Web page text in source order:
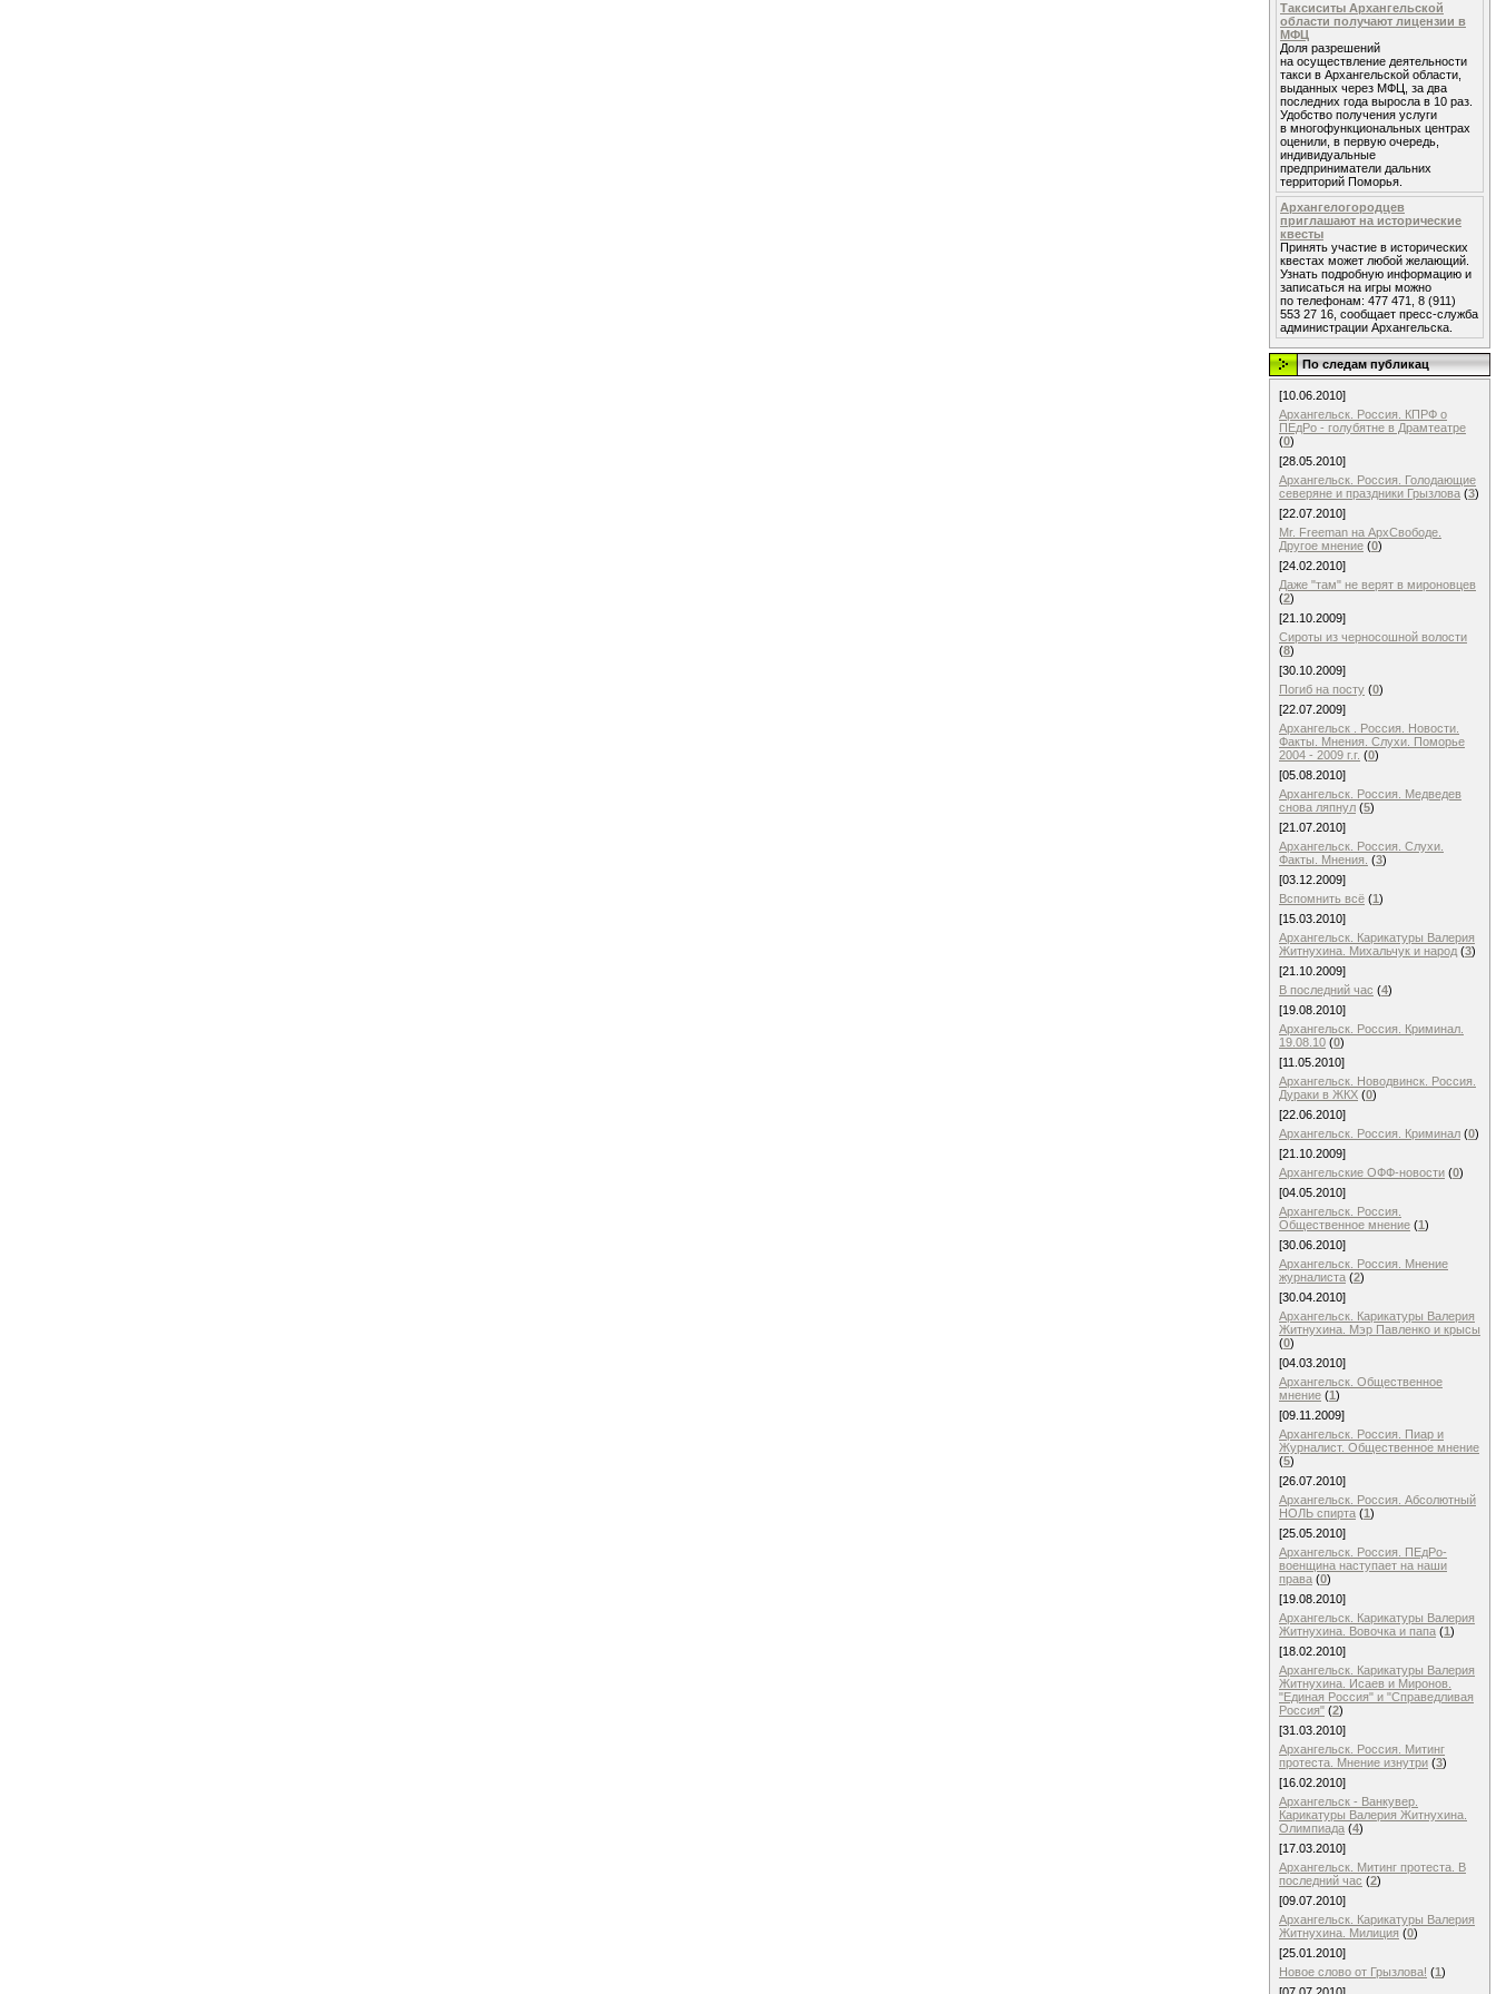
Таксиситы Архангельской
области получают лицензии в
МФЦ
Доля разрешений
на осуществление деятельности
такси в Архангельской области,
выданных через МФЦ, за два
последних года выросла в 10 раз.
Удобство получения услуги
в многофункциональных центрах
оценили, в первую очередь,
индивидуальные
предприниматели дальних
территорий Поморья.
Архангелогородцев
приглашают на исторические
квесты
Принять участие в исторических
квестах может любой желающий.
Узнать подробную информацию и
записаться на игры можно
по телефонам: 477 471, 8 (911)
553 27 16, сообщает пресс-служба
администрации Архангельска.
По следам публикац
[10.06.2010]
Архангельск. Россия. КПРФ о
ПЕдРо - голубятне в Драмтеатре
(0)
[28.05.2010]
Архангельск. Россия. Голодающие
северяне и праздники Грызлова (3)
[22.07.2010]
Mr. Freeman на АрхСвободе.
Другое мнение (0)
[24.02.2010]
Даже "там" не верят в мироновцев
(2)
[21.10.2009]
Сироты из черносошной волости
(8)
[30.10.2009]
Погиб на посту (0)
[22.07.2009]
Архангельск . Россия. Новости.
Факты. Мнения. Слухи. Поморье
2004 - 2009 г.г. (0)
[05.08.2010]
Архангельск. Россия. Медведев
снова ляпнул (5)
[21.07.2010]
Архангельск. Россия. Слухи.
Факты. Мнения. (3)
[03.12.2009]
Вспомнить всё (1)
[15.03.2010]
Архангельск. Карикатуры Валерия
Житнухина. Михальчук и народ (3)
[21.10.2009]
В последний час (4)
[19.08.2010]
Архангельск. Россия. Криминал.
19.08.10 (0)
[11.05.2010]
Архангельск. Новодвинск. Россия.
Дураки в ЖКХ (0)
[22.06.2010]
Архангельск. Россия. Криминал (0)
[21.10.2009]
Архангельские ОФФ-новости (0)
[04.05.2010]
Архангельск. Россия.
Общественное мнение (1)
[30.06.2010]
Архангельск. Россия. Мнение
журналиста (2)
[30.04.2010]
Архангельск. Карикатуры Валерия
Житнухина. Мэр Павленко и крысы
(0)
[04.03.2010]
Архангельск. Общественное
мнение (1)
[09.11.2009]
Архангельск. Россия. Пиар и
Журналист. Общественное мнение
(5)
[26.07.2010]
Архангельск. Россия. Абсолютный
НОЛЬ спирта (1)
[25.05.2010]
Архангельск. Россия. ПЕдРо-
военщина наступает на наши
права (0)
[19.08.2010]
Архангельск. Карикатуры Валерия
Житнухина. Вовoчка и папа (1)
[18.02.2010]
Архангельск. Карикатуры Валерия
Житнухина. Исаев и Миронов.
"Единая Россия" и "Справедливая
Россия" (2)
[31.03.2010]
Архангельск. Россия. Митинг
протеста. Мнение изнутри (3)
[16.02.2010]
Архангельск - Ванкувер.
Карикатуры Валерия Житнухина.
Олимпиада (4)
[17.03.2010]
Архангельск. Митинг протеста. В
последний час (2)
[09.07.2010]
Архангельск. Карикатуры Валерия
Житнухина. Милиция (0)
[25.01.2010]
Новое слово от Грызлова! (1)